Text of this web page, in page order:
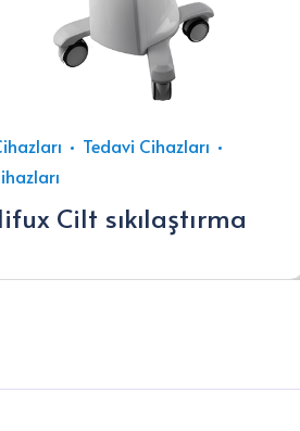
Tedavi Cihazları
Cilt sıkılaştırma